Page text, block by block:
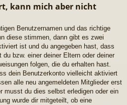
kann mich aber nicht
Benutzernamen und das richtige
diese stimmen, dann gibt es zwei
ist und du angegeben hast, dass
bzw. einer deiner Eltern oder deiner
folgen, die du erhalten hast.
dein Benutzerkonto vielleicht aktiviert
alle neu angemeldeten Mitglieder erst
musst du dies selbst erledigen oder ein
wurde dir mitgeteilt, ob eine